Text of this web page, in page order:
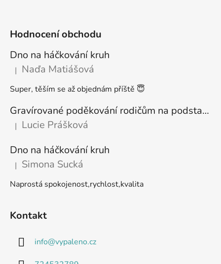
Hodnocení obchodu
Dno na háčkování kruh
Hodnocení produktu je 5 z 5 hvězdiček.
| Naďa Matiášová
Super, těším se až objednám příště 😇
Gravírované poděkování rodičům na podstavci
Hodnocení produktu je 5 z 5 hvězdiček.
| Lucie Prášková
Dno na háčkování kruh
Hodnocení produktu je 5 z 5 hvězdiček.
| Simona Sucká
Naprostá spokojenost,rychlost,kvalita
Kontakt
info@vypaleno.cz